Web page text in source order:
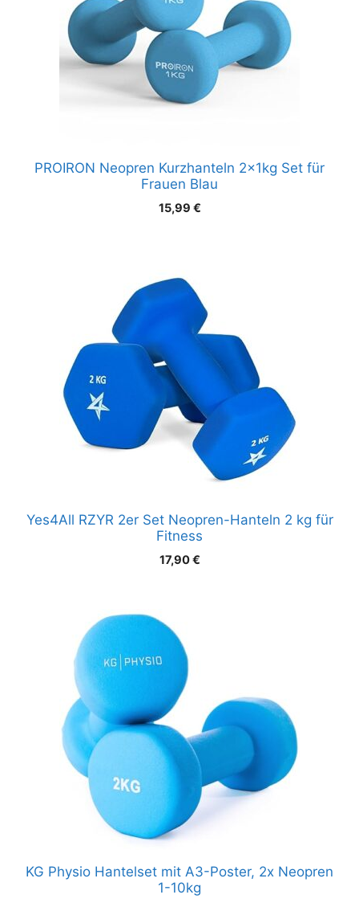
PROIRON Neopren Kurzhanteln 2x1kg Set für
Frauen Blau
15,99 €
Yes4All RZYR 2er Set Neopren-Hanteln 2 kg für
Fitness
17,90€
KG Physio Hantelset mit A3-Poster, 2x Neopren
1-10kg